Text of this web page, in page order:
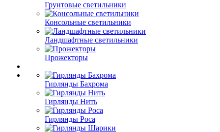
Грунтовые светильники
Консольные светильники
Ландшафтные светильники
Прожекторы
Гирлянды Бахрома
Гирлянды Нить
Гирлянды Роса